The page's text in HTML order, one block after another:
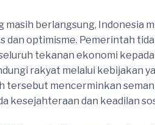
berlangsung, Indonesia
dan optimisme. Pemerintah
tekanan ekonomi
rakyat melalui kebijakan
tersebut mencerminkan
kesejahteraan dan keadilan